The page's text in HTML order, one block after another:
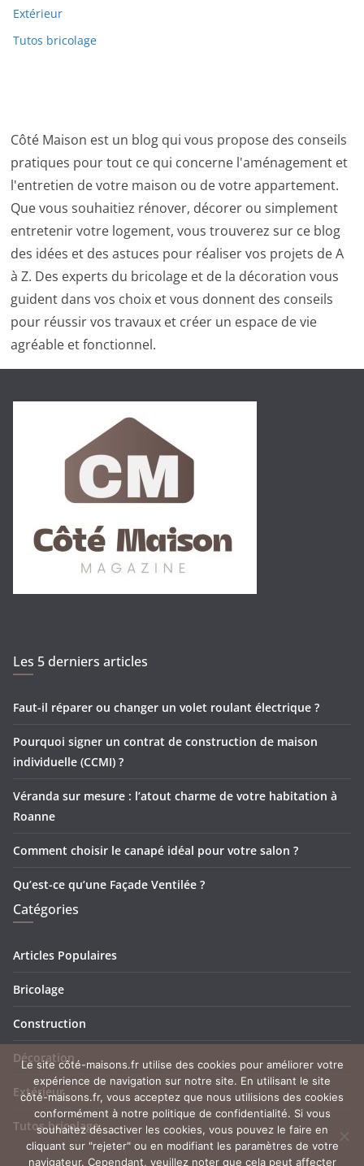
Extérieur
Tutos bricolage
Côté Maison est un blog qui vous propose des conseils
pratiques pour tout ce qui concerne l'aménagement et
l'entretien de votre maison ou de votre appartement.
Que vous souhaitiez rénover, décorer ou simplement
entretenir votre logement, vous trouverez sur ce blog
des idées et des astuces pour réaliser vos projets de A
à Z. Des experts du bricolage et de la décoration vous
guident dans vos choix et vous donnent des conseils
pour réussir vos travaux et créer un espace de vie
agréable et fonctionnel.
Les 5 derniers articles
Faut-il réparer ou changer un volet roulant électrique ?
Pourquoi signer un contrat de construction de maison
individuelle (CCMI) ?
Véranda sur mesure : l’atout charme de votre habitation à
Roanne
Comment choisir le canapé idéal pour votre salon ?
Qu’est-ce qu’une Façade Ventilée ?
Catégories
Articles Populaires
Bricolage
Construction
Décoration
Extérieur
Tutos bricolage
Le site côté-maisons.fr utilise des cookies pour améliorer votre
expérience de navigation sur notre site. En utilisant le site
côté-maisons.fr, vous acceptez que nous utilisions des cookies
conformément à notre politique de confidentialité. Si vous
souhaitez désactiver les cookies, vous pouvez le faire en
cliquant sur "rejeter" ou en modifiant les paramètres de votre
navigateur. Cependant, veuillez noter que cela peut affecter